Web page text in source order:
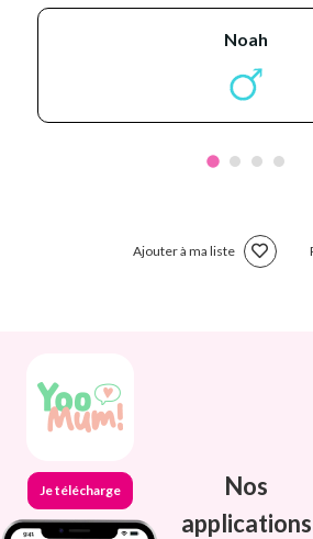
noah
Ajouter à ma liste
Je télécharge
Nos
applications